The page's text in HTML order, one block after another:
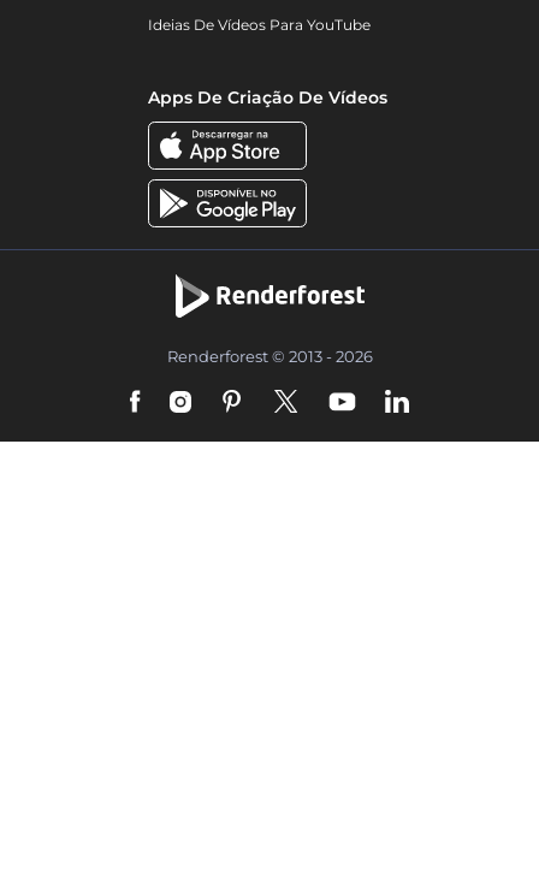
Ideias De Vídeos Para YouTube
Apps De Criação De Vídeos
Renderforest © 2013 - 2026